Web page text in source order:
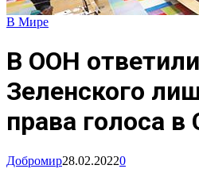
В Мире
В ООН
Зеленского
права голоса в
Добромир28.02.20220